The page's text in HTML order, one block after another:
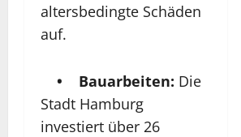
altersbedingte Schäden
auf.
• Bauarbeiten: Die
Stadt Hamburg
investiert über 26